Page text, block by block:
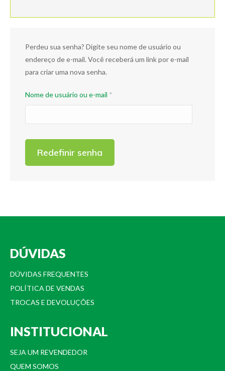
Perdeu sua senha? Digite seu nome de usuário ou
endereço de e-mail. Você receberá um link por e-mail
para criar uma nova senha.
Nome de usuário ou e-mail *
Redefinir senha
DÚVIDAS
DÚVIDAS FREQUENTES
POLÍTICA DE VENDAS
TROCAS E DEVOLUÇÕES
INSTITUCIONAL
SEJA UM REVENDEDOR
QUEM SOMOS